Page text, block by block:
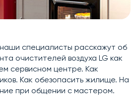
специалисты расскажут об
очистителей воздуха LG как
сервисном центре. Как
Как обезопасить жилище. На
при общении с мастером.